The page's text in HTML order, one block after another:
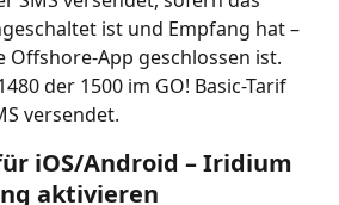
ist und Empfang hat –
Offshore-App geschlossen ist.
der 1500 im GO! Basic-Tarif
versendet.
iOS/Android – Iridium
aktivieren